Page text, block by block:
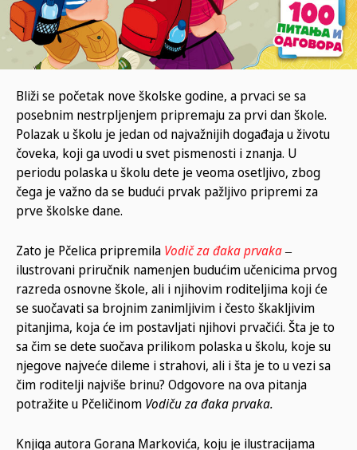
Bliži se početak nove školske godine, a prvaci se sa
posebnim nestrpljenjem pripremaju za prvi dan škole.
Polazak u školu je jedan od najvažnijih događaja u životu
čoveka, koji ga uvodi u svet pismenosti i znanja. U
periodu polaska u školu dete je veoma osetljivo, zbog
čega je važno da se budući prvak pažljivo pripremi za
prve školske dane.
Zato je Pčelica pripremila Vodič za đaka prvaka‒
ilustrovani priručnik namenjen budućim učenicima prvog
razreda osnovne škole, ali i njihovim roditeljima koji će
se suočavati sa brojnim zanimljivim i često škakljivim
pitanjima, koja će im postavljati njihovi prvačići. Šta je to
sa čim se dete suočava prilikom polaska u školu, koje su
njegove najveće dileme i strahovi, ali i šta je to u vezi sa
čim roditelji najviše brinu? Odgovore na ova pitanja
potražite u Pčeličinom Vodiču za đaka prvaka.
Knjiga autora Gorana Markovića, koju je ilustracijama